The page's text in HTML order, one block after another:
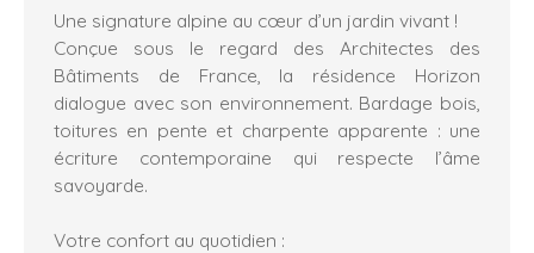
Une signature alpine au cœur d’un jardin vivant !
Conçue sous le regard des Architectes des
Bâtiments de France, la résidence Horizon
dialogue avec son environnement. Bardage bois,
toitures en pente et charpente apparente : une
écriture contemporaine qui respecte l’âme
savoyarde.
Votre confort au quotidien :